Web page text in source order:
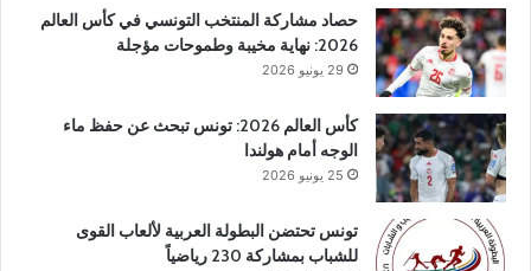
حصاد مشاركة المنتخب التونسي في كأس العالم
2026: نهاية مخيبة وطموحات مؤجلة
29 يونيو 2026
كأس العالم 2026: تونس تبحث عن حفظ ماء
الوجه أمام هولندا
25 يونيو 2026
تونس تحتضن البطولة العربية لألعاب القوى
للشباب بمشاركة 230 رياضياً